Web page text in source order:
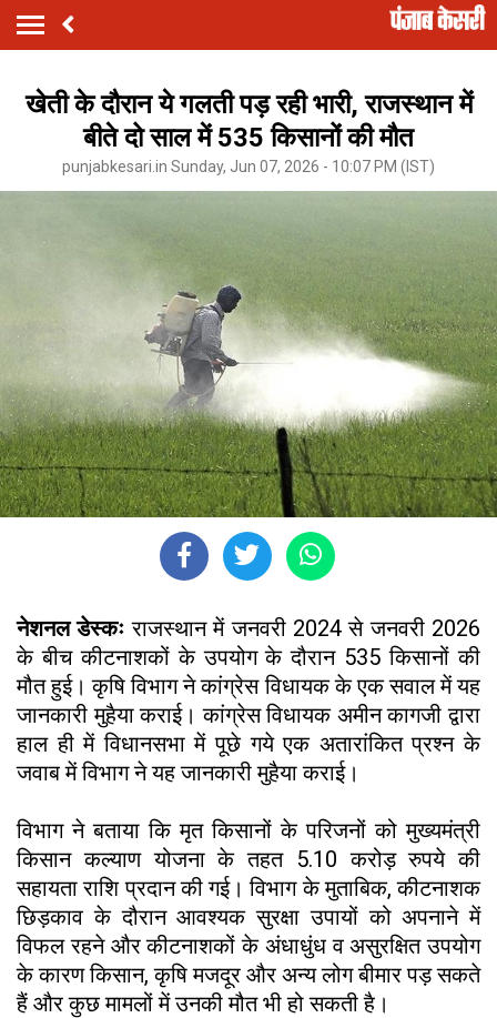
खेती के दौरान ये गलती पड़ रही भारी, राजस्थान में
बीते दो साल में 535 किसानों की मौत
punjabkesari.in Sunday, Jun 07, 2026 - 10:07 PM (IST)
नेशनल डेस्कःराजस्थान में जनवरी 2024 से जनवरी 2026
के बीच कीटनाशकों के उपयोग के दौरान 535 किसानों की
मौत हुई। कृषि विभाग ने कांग्रेस विधायक के एक सवाल में यह
जानकारी मुहैया कराई। कांग्रेस विधायक अमीन कागजी द्वारा
हाल ही में विधानसभा में पूछे गये एक अतारांकित प्रश्न के
जवाब में विभाग ने यह जानकारी मुहैया कराई।
विभाग ने बताया कि मृत किसानों के परिजनों को मुख्यमंत्री
किसान कल्याण योजना के तहत 5.10 करोड़ रुपये की
सहायता राशि प्रदान की गई। विभाग के मुताबिक, कीटनाशक
छिड़काव के दौरान आवश्यक सुरक्षा उपायों को अपनाने में
विफल रहने और कीटनाशकों के अंधाधुंध व असुरक्षित उपयोग
के कारण किसान, कृषि मजदूर और अन्य लोग बीमार पड़ सकते
हैं और कुछ मामलों में उनकी मौत भी हो सकती है।